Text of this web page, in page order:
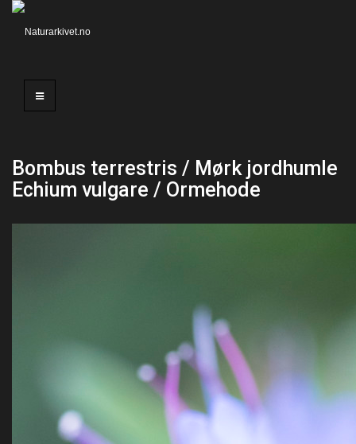
Bombus terrestris / Mørk jordhumle
Echium vulgare / Ormehode